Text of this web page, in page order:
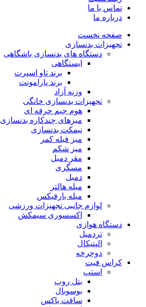
تماس با ما
درباره ما
صفحه نخست
تجهیزات بدنسازی
دستگاه های بدنسازی باشگاهی
ایستگاهی
برند تاو اسپرت
برند پارامونت
وزنه آزاد
تجهیزات بدنسازی خانگی
هوم جیم حرفه ای
میزهای چندکاره بدنسازی
نیمکت بدنسازی
میز فیله کمر
میز شکم
مقر دمبل
مسگری
دمبل
میله هالتر
میله بارفیکس
لوازم جانبی تجهیزات ورزشی
اکسسوری سیمکش
دستگاه هوازی
تردمیل
الپتیکال
دوچرخه
کراس فیت
استپ
بتل روپ
بوسوبال
سافت باکس